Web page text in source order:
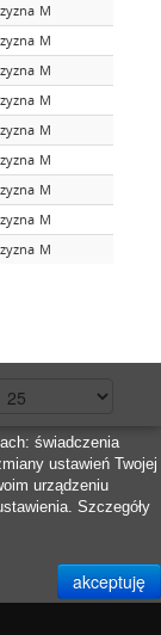
świadczenia
ustawień Twojej
urządzeniu
Szczegóły
M
M
M
M
M
M
M
M
M